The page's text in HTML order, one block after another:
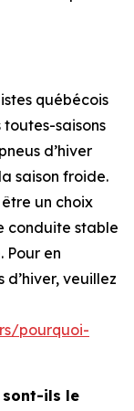
québécois
saisons
d’hiver
saison froide.
un choix
conduite stable
Pour en
veuillez
pourquoi-
sont-ils le